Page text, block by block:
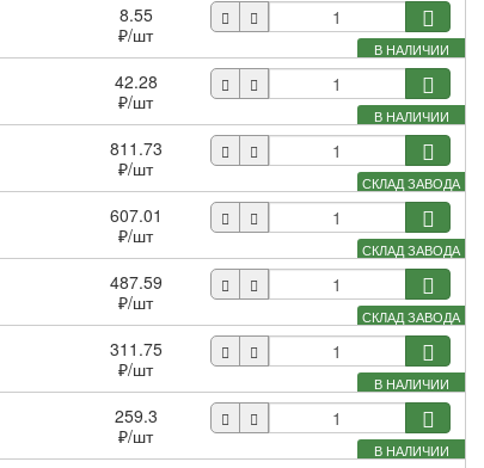
В НАЛИЧИИ
8.55
₽/шт
В НАЛИЧИИ
42.28
₽/шт
СКЛАД ЗАВОДА
811.73
₽/шт
СКЛАД ЗАВОДА
607.01
₽/шт
СКЛАД ЗАВОДА
487.59
₽/шт
В НАЛИЧИИ
311.75
₽/шт
В НАЛИЧИИ
259.3
₽/шт